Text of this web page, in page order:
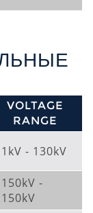
VOLTAGE
RANGE
1kV - 130kV
150kV -
150kV